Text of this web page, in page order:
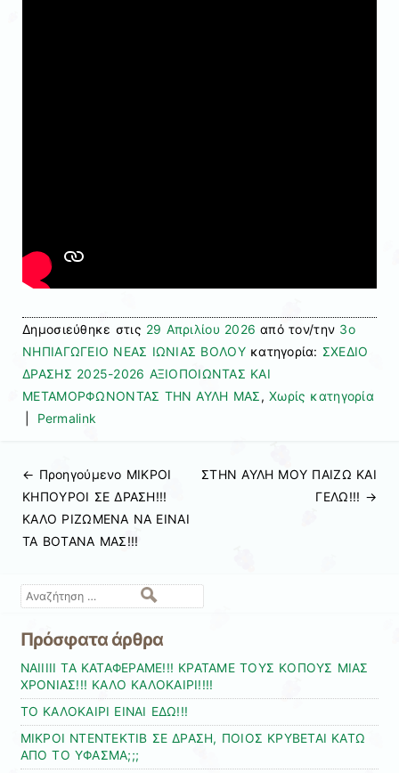
Δημοσιεύθηκε στις 29 Απριλίου 2026 από τον/την 3ο
ΝΗΠΙΑΓΩΓΕΙΟ ΝΕΑΣ ΙΩΝΙΑΣ ΒΟΛΟΥκατηγορία: ΣΧΕΔΙΟ
ΔΡΑΣΗΣ 2025-2026 ΑΞΙΟΠΟΙΩΝΤΑΣ ΚΑΙ
ΜΕΤΑΜΟΡΦΩΝΟΝΤΑΣ ΤΗΝ ΑΥΛΗ ΜΑΣ, Χωρίς κατηγορία
Permalink
Πλοήγηση άρθρων
← Προηγούμενo ΜΙΚΡΟΙ
ΚΗΠΟΥΡΟΙ ΣΕ ΔΡΑΣΗ!!!
ΚΑΛΟ ΡΙΖΩΜΕΝΑ ΝΑ ΕΙΝΑΙ
ΤΑ ΒΟΤΑΝΑ ΜΑΣ!!!
ΣΤΗΝ ΑΥΛΗ ΜΟΥ ΠΑΙΖΩ ΚΑΙ
ΓΕΛΩ!!! →
Αναζήτηση
Πρόσφατα άρθρα
ΝΑΙΙΙΙΙ ΤΑ ΚΑΤΑΦΕΡΑΜΕ!!! ΚΡΑΤΑΜΕ ΤΟΥΣ ΚΟΠΟΥΣ ΜΙΑΣ
ΧΡΟΝΙΑΣ!!! ΚΑΛΟ ΚΑΛΟΚΑΙΡΙ!!!!
ΤΟ ΚΑΛΟΚΑΙΡΙ ΕΙΝΑΙ ΕΔΩ!!!
ΜΙΚΡΟΙ ΝΤΕΝΤΕΚΤΙΒ ΣΕ ΔΡΑΣΗ, ΠΟΙΟΣ ΚΡΥΒΕΤΑΙ ΚΑΤΩ
ΑΠΟ ΤΟ ΥΦΑΣΜΑ;;;